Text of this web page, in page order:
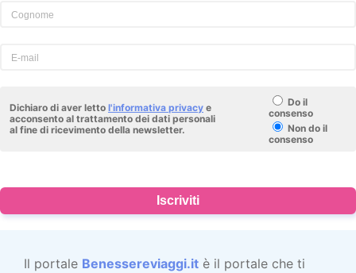
Dichiaro di aver letto l'informativa privacy e
acconsento al trattamento dei dati personali
al fine di ricevimento della newsletter.
Do il
consenso
Non do il
consenso
Iscriviti
Il portale Benessereviaggi.it è il portale che ti